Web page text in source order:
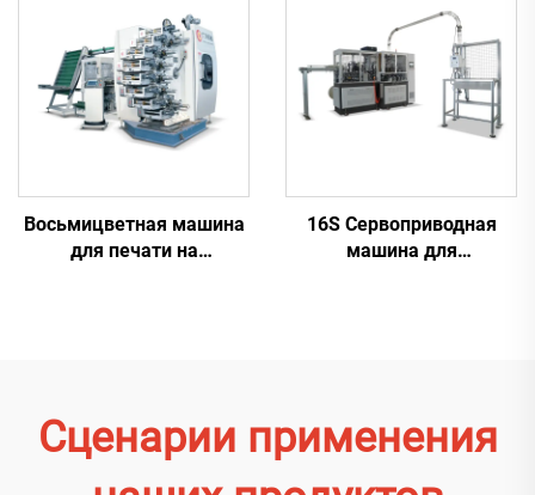
Восьмицветная машина
для печати на
16S Сервоприводная
машина для
Сценарии применения